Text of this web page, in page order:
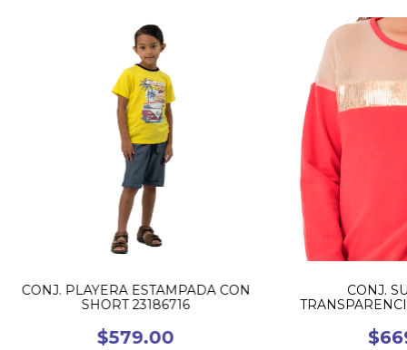
CONJ. PLAYERA ESTAMPADA CON
SHORT 23186716
$579.00
CONJ.